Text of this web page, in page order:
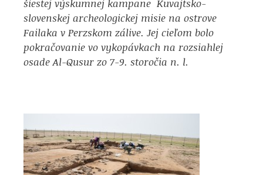
šiestej výskumnej kampane Kuvajtsko-
slovenskej archeologickej misie na ostrove
Failaka v Perzskom zálive. Jej cieľom bolo
pokračovanie vo vykopávkach na rozsiahlej
osade Al-Qusur zo 7-9. storočia n. l.